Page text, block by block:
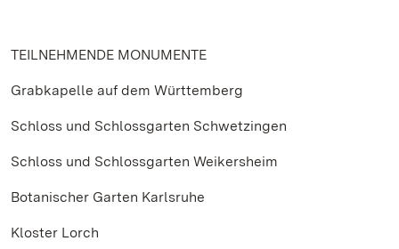
TEILNEHMENDE MONUMENTE
Grabkapelle auf dem Württemberg
Schloss und Schlossgarten Schwetzingen
Schloss und Schlossgarten Weikersheim
Botanischer Garten Karlsruhe
Kloster Lorch